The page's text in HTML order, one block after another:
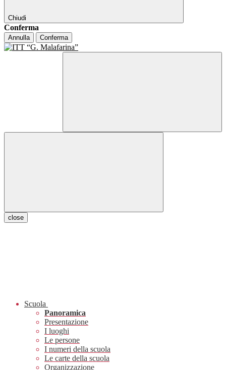
Chiudi
Conferma
Annulla Conferma
close
Scuola
Panoramica
Presentazione
I luoghi
Le persone
I numeri della scuola
Le carte della scuola
Organizzazione